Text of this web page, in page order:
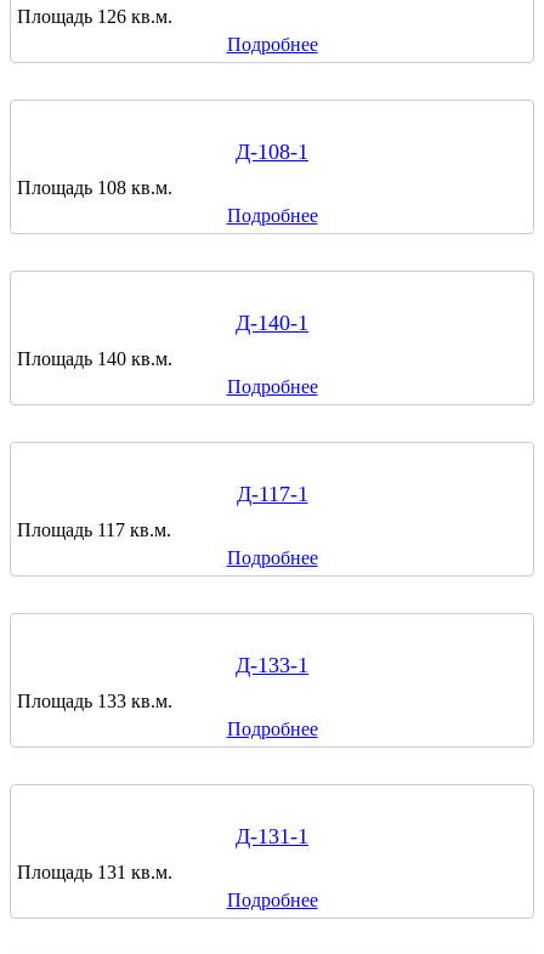
Площадь 126 кв.м.
Подробнее
Д-108-1
Площадь 108 кв.м.
Подробнее
Д-140-1
Площадь 140 кв.м.
Подробнее
Д-117-1
Площадь 117 кв.м.
Подробнее
Д-133-1
Площадь 133 кв.м.
Подробнее
Д-131-1
Площадь 131 кв.м.
Подробнее